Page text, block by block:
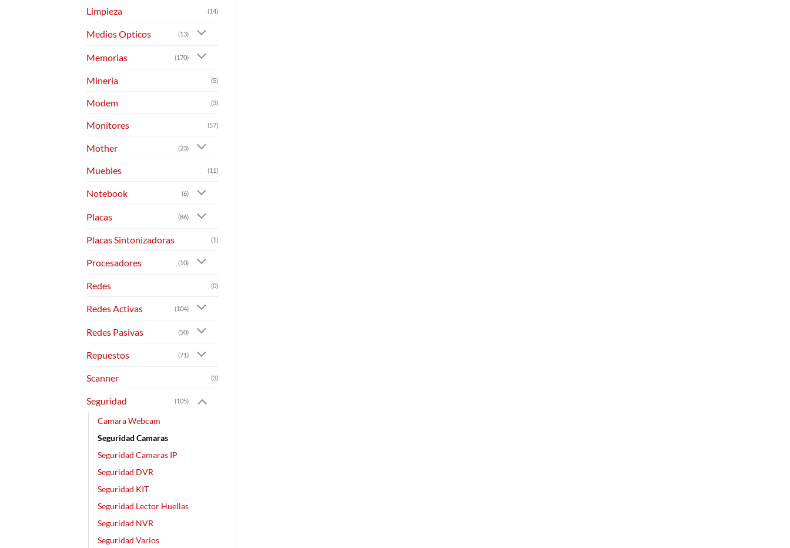
Limpieza (14)
Medios Opticos (13)
Memorias (170)
Mineria (5)
Modem (3)
Monitores (57)
Mother (23)
Muebles (11)
Notebook (6)
Placas (86)
Placas Sintonizadoras (1)
Procesadores (10)
Redes (0)
Redes Activas (104)
Redes Pasivas (50)
Repuestos (71)
Scanner (3)
Seguridad (105)
Camara Webcam
Seguridad Camaras
Seguridad Camaras IP
Seguridad DVR
Seguridad KIT
Seguridad Lector Huellas
Seguridad NVR
Seguridad Varios